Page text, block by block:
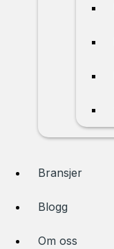
Bransjer
Blogg
Om oss